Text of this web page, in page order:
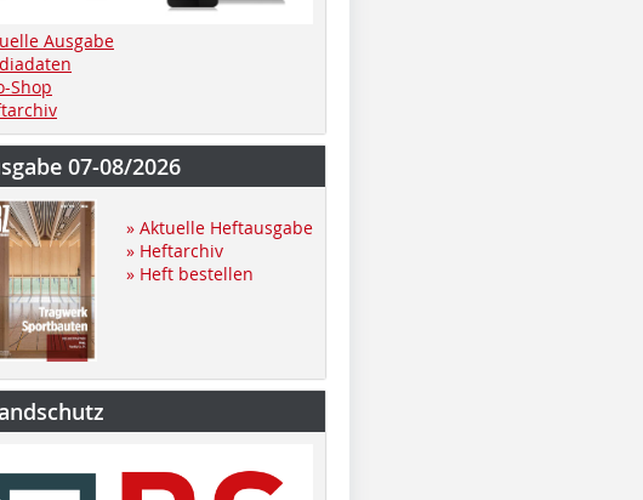
Ausgabe
Shop
07-08/2026
» Aktuelle Heftausgabe
» Heftarchiv
» Heft bestellen